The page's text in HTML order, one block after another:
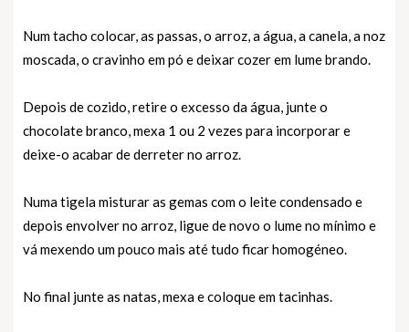
Num tacho colocar, as passas, o arroz, a água, a canela, a noz
moscada, o cravinho em pó e deixar cozer em lume brando.
Depois de cozido, retire o excesso da água, junte o
chocolate branco, mexa 1 ou 2 vezes para incorporar e
deixe-o acabar de derreter no arroz.
Numa tigela misturar as gemas com o leite condensado e
depois envolver no arroz, ligue de novo o lume no mínimo e
vá mexendo um pouco mais até tudo ficar homogéneo.
No final junte as natas, mexa e coloque em tacinhas.